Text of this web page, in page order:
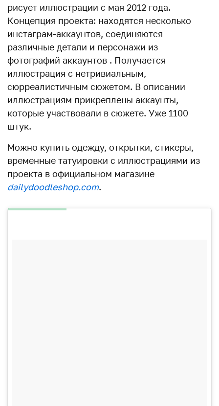
рисует иллюстрации с мая 2012 года.
Концепция проекта: находятся несколько
инстаграм-аккаунтов, соединяются
различные детали и персонажи из
фотографий аккаунтов . Получается
иллюстрация с нетривиальным,
сюрреалистичным сюжетом. В описании
иллюстрациям прикреплены аккаунты,
которые участвовали в сюжете. Уже 1100
штук.
Можно купить одежду, открытки, стикеры,
временные татуировки с иллюстрациями из
проекта в официальном магазине
dailydoodleshop.com.